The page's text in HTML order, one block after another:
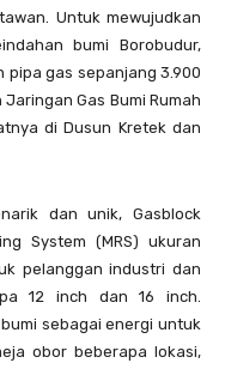
Untuk mewujudkan
bumi Borobudur,
pipa gas sepanjang 3.900
Gas Bumi Rumah
di Dusun Kretek dan
dan unik, Gasblock
System (MRS) ukuran
pelanggan industri dan
12 inch dan 16 inch.
sebagai energi untuk
obor beberapa lokasi,